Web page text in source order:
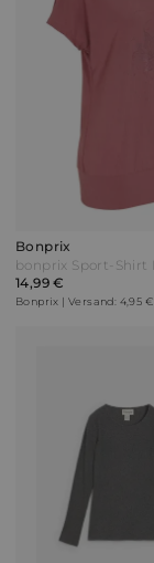
Bonprix
14,99 €
Bonprix | Versand: 4,95 €